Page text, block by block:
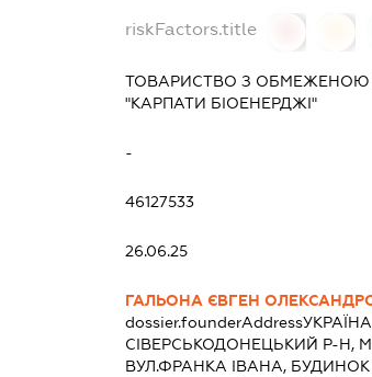
riskFactors.title
ТОВАРИСТВО З ОБМЕЖЕНОЮ
"КАРПАТИ БІОЕНЕРДЖІ"
-
46127533
26.06.25
ГАЛЬОНА ЄВГЕН
dossier.founderAddress
СІВЕРСЬКОДОНЕЦЬКИЙ Р-Н,
ВУЛ.ФРАНКА ІВАНА, БУДИНОК